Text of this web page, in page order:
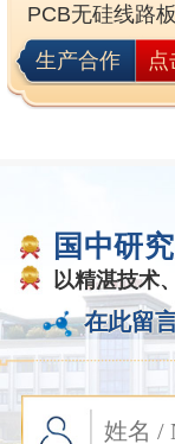
PCB无硅线路
生产合作
点
国中研
以精湛技术
在此留